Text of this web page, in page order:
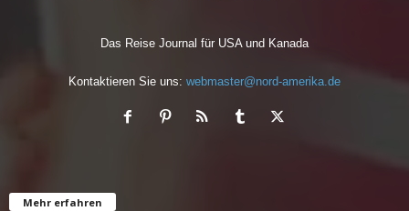
Das Reise Journal für USA und Kanada
Kontaktieren Sie uns: webmaster@nord-amerika.de
Mehr erfahren